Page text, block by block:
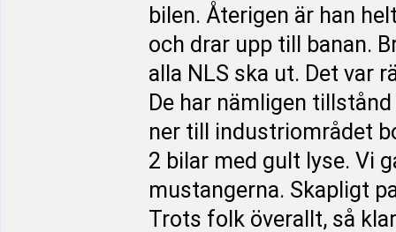
bilen. Återigen är han
och drar upp till banan.
alla NLS ska ut. Det var
De har nämligen
ner till industriområdet
2 bilar med gult lyse. Vi
mustangerna. Skapligt
Trots folk överallt, så